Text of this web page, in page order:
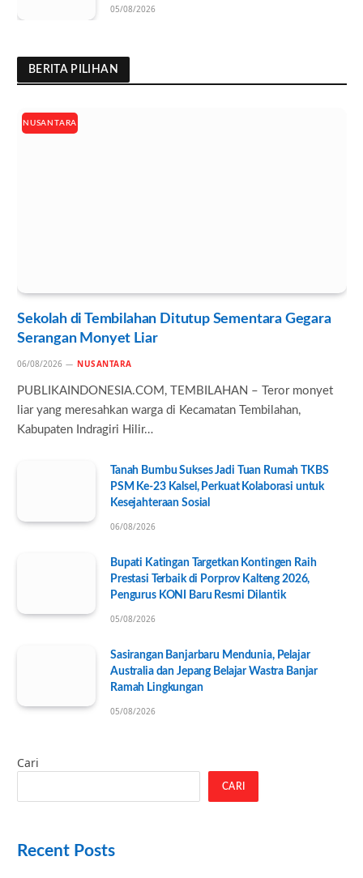
05/08/2026
BERITA PILIHAN
NUSANTARA
Sekolah di Tembilahan Ditutup Sementara Gegara
Serangan Monyet Liar
06/08/2026 NUSANTARA
PUBLIKAINDONESIA.COM, TEMBILAHAN – Teror monyet
liar yang meresahkan warga di Kecamatan Tembilahan,
Kabupaten Indragiri Hilir…
Tanah Bumbu Sukses Jadi Tuan Rumah TKBS
PSM Ke-23 Kalsel, Perkuat Kolaborasi untuk
Kesejahteraan Sosial
06/08/2026
Bupati Katingan Targetkan Kontingen Raih
Prestasi Terbaik di Porprov Kalteng 2026,
Pengurus KONI Baru Resmi Dilantik
05/08/2026
Sasirangan Banjarbaru Mendunia, Pelajar
Australia dan Jepang Belajar Wastra Banjar
Ramah Lingkungan
05/08/2026
Cari
CARI
Recent Posts